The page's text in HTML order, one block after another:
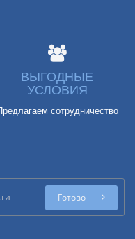
ВЫГОДНЫЕ
УСЛОВИЯ
сотрудничество
Готово